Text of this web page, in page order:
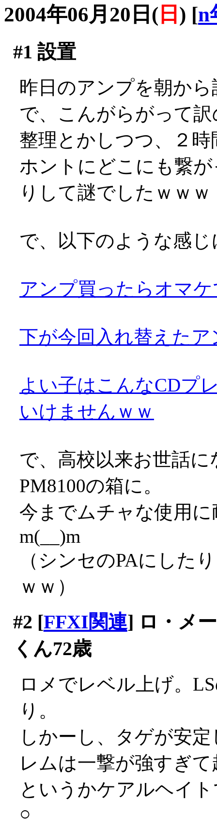
2004年06月20日( 日 ) [n
#1 設置
昨日のアンプを朝から
で、こんがらがって
整理とかしつつ、２時
ホントにどこにも繋
りして謎でしたｗｗｗ
で、以下のような感
アンプ買ったらオマ
下が今回入れ替えたア
よい子はこんなCDプ
いけませんｗｗ
で、高校以来お世話
PM8100の箱に。
今までムチャな使用
m(__)m
（シンセのPAにした
ｗｗ）
#2 [FFXI関連] ロ・メ
くん72歳
ロメでレベル上げ。
り。
しかーし、タゲが安
レムは一撃が強すぎ
というかケアルヘイ
○